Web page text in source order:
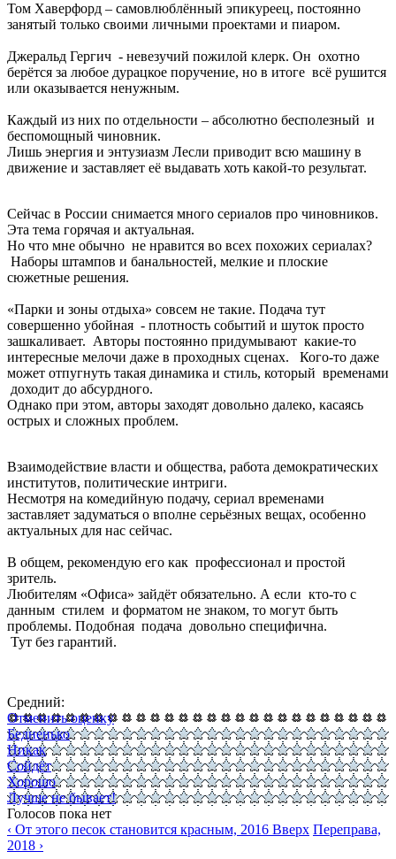
Том Хаверфорд – самовлюблённый эпикуреец, постоянно
занятый только своими личными проектами и пиаром.
Джеральд Гергич - невезучий пожилой клерк. Он охотно
берётся за любое дурацкое поручение, но в итоге всё рушится
или оказывается ненужным.
Каждый из них по отдельности – абсолютно бесполезный и
беспомощный чиновник.
Лишь энергия и энтузиазм Лесли приводит всю машину в
движение и заставляет её выдавать хоть какой-то результат.
Сейчас в России снимается много сериалов про чиновников.
Эта тема горячая и актуальная.
Но что мне обычно не нравится во всех похожих сериалах?
Наборы штампов и банальностей, мелкие и плоские
сюжетные решения.
«Парки и зоны отдыха» совсем не такие. Подача тут
совершенно убойная - плотность событий и шуток просто
зашкаливает. Авторы постоянно придумывают какие-то
интересные мелочи даже в проходных сценах. Кого-то даже
может отпугнуть такая динамика и стиль, который временами
доходит до абсурдного.
Однако при этом, авторы заходят довольно далеко, касаясь
острых и сложных проблем.
Взаимодействие власти и общества, работа демократических
институтов, политические интриги.
Несмотря на комедийную подачу, сериал временами
заставляет задуматься о вполне серьёзных вещах, особенно
актуальных для нас сейчас.
В общем, рекомендую его как профессионал и простой
зритель.
Любителям «Офиса» зайдёт обязательно. А если кто-то с
данным стилем и форматом не знаком, то могут быть
проблемы. Подобная подача довольно специфична.
Тут без гарантий.
Средний:
Отменить оценку
Бедненько
Никак
Сойдёт
Хорошо
Лучше не бывает!
Голосов пока нет
‹ От этого песок становится красным, 2016 Вверх Переправа,
2018 ›